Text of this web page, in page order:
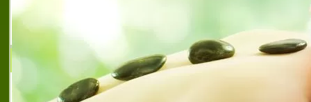
BIB GROUP
Недвижими имоти, продажби, наеми